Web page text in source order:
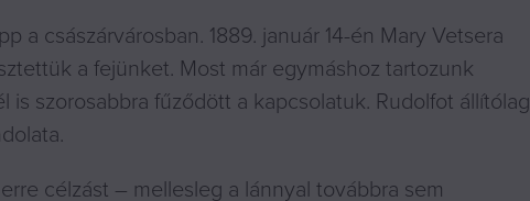
a császárvárosban. 1889. január 14-én Mary Vetsera
a fejünket. Most már egymáshoz tartozunk
szorosabbra fűződött a kapcsolatuk. Rudolfot állítólag
célzást – mellesleg a lánnyal továbbra sem